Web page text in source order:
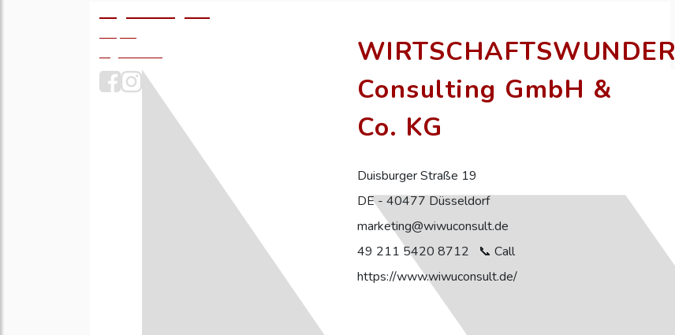
WIRTSCHAFTSWUNDER
Consulting GmbH &
Co. KG
Duisburger Straße 19
DE - 40477 Düsseldorf
marketing@wiwuconsult.de
49 211 5420 8712
https://www.wiwuconsult.de/